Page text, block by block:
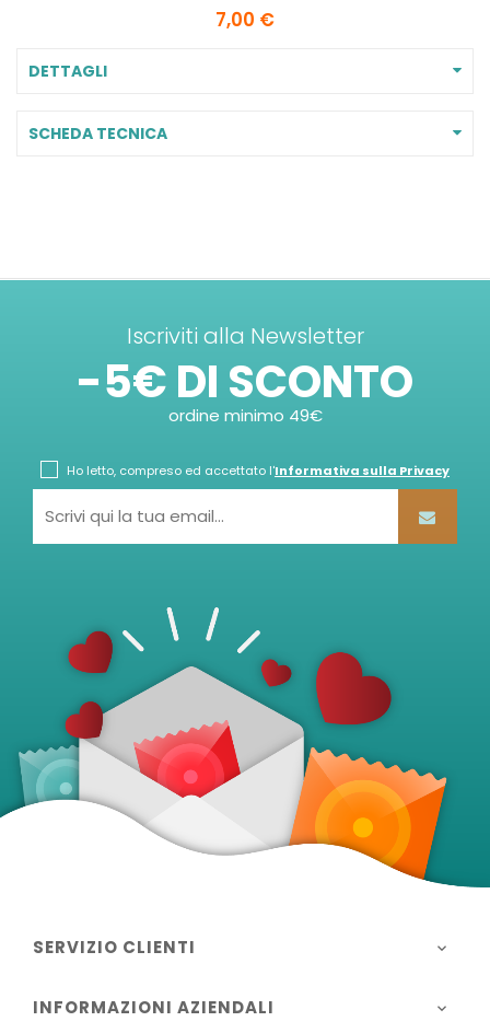
7,00 €
DETTAGLI
SCHEDA TECNICA
Iscriviti alla Newsletter
-5€ DI SCONTO
ordine minimo 49€
Ho letto, compreso ed accettato l'Informativa sulla Privacy
SERVIZIO CLIENTI 
INFORMAZIONI AZIENDALI 